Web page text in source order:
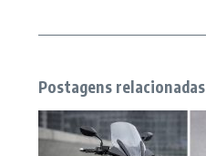
Postagens relacionadas